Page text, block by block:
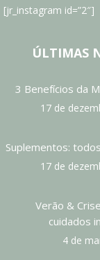
[jr_instagram id=”2″]
ÚLTIMAS
3 Benefícios da
17 de
Suplementos:
17 de
Verão &
cuidados
4 de